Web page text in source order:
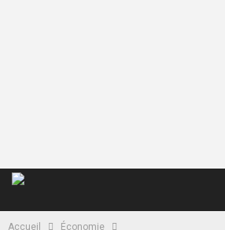
Accueil Économie